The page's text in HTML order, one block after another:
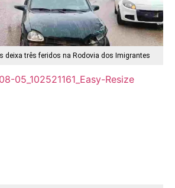
deixa três feridos na Rodovia dos Imigrantes